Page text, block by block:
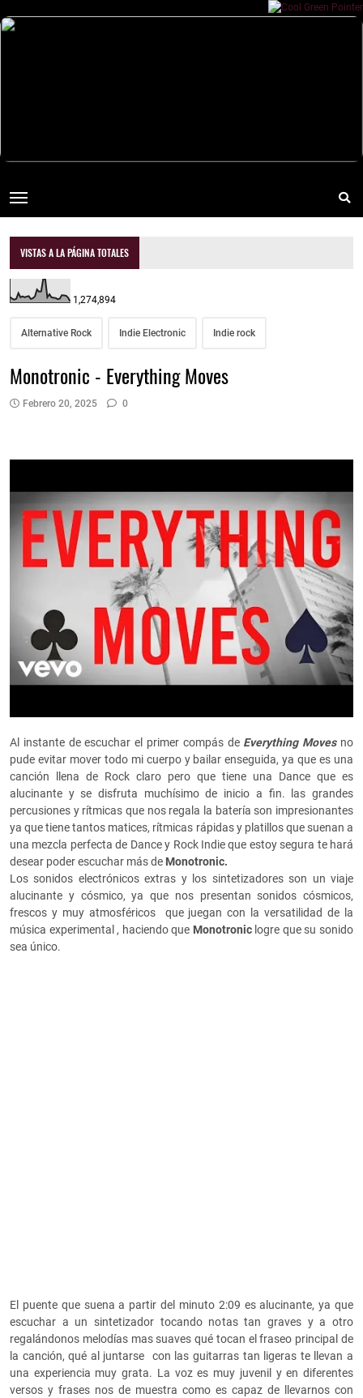
VISTAS A LA PÁGINA TOTALES
1,274,894
Alternative Rock Indie Electronic Indie rock
Monotronic - Everything Moves
Febrero 20, 2025 0
Al instante de escuchar el primer compás deEverything Movesno
pude evitar mover todo mi cuerpo y bailar enseguida, ya que es una
canción llena de Rock claro pero que tiene una Dance que es
alucinante y se disfruta muchísimo de inicio a fin. las grandes
percusiones y rítmicas que nos regala la batería son impresionantes
ya que tiene tantos matices, rítmicas rápidas y platillos que suenan a
una mezcla perfecta de Dance y Rock Indie que estoy segura te hará
desear poder escuchar más de Monotronic.
Los sonidos electrónicos extras y los sintetizadores son un viaje
alucinante y cósmico, ya que nos presentan sonidos cósmicos,
frescos y muy atmosféricos que juegan con la versatilidad de la
música experimental , haciendo que Monotroniclogre que su sonido
sea único.
El puente que suena a partir del minuto 2:09 es alucinante, ya que
escuchar a un sintetizador tocando notas tan graves y a otro
regalándonos melodías mas suaves qué tocan el fraseo principal de
la canción, qué al juntarse con las guitarras tan ligeras te llevan a
una experiencia muy grata. La voz es muy juvenil y en diferentes
versos y frases nos de muestra como es capaz de llevarnos con